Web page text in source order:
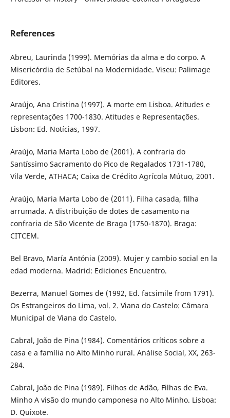
References
Abreu, Laurinda (1999). Memórias da alma e do corpo. A
Misericórdia de Setúbal na Modernidade. Viseu: Palimage
Editores.
Araújo, Ana Cristina (1997). A morte em Lisboa. Atitudes e
representações 1700-1830. Atitudes e Representações.
Lisbon: Ed. Notícias, 1997.
Araújo, Maria Marta Lobo de (2001). A confraria do
Santíssimo Sacramento do Pico de Regalados 1731-1780,
Vila Verde, ATHACA; Caixa de Crédito Agrícola Mútuo, 2001.
Araújo, Maria Marta Lobo de (2011). Filha casada, filha
arrumada. A distribuição de dotes de casamento na
confraria de São Vicente de Braga (1750-1870). Braga:
CITCEM.
Bel Bravo, María Antónia (2009). Mujer y cambio social en la
edad moderna. Madrid: Ediciones Encuentro.
Bezerra, Manuel Gomes de (1992, Ed. facsimile from 1791).
Os Estrangeiros do Lima, vol. 2. Viana do Castelo: Câmara
Municipal de Viana do Castelo.
Cabral, João de Pina (1984). Comentários críticos sobre a
casa e a família no Alto Minho rural. Análise Social, XX, 263-
284.
Cabral, João de Pina (1989). Filhos de Adão, Filhas de Eva.
Minho A visão do mundo camponesa no Alto Minho. Lisboa:
D. Quixote.